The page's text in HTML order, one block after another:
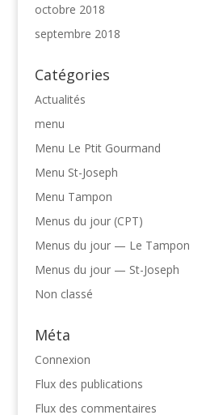
octobre 2018
septembre 2018
Catégories
Actualités
menu
Menu Le Ptit Gourmand
Menu St-Joseph
Menu Tampon
Menus du jour (CPT)
Menus du jour — Le Tampon
Menus du jour — St-Joseph
Non classé
Méta
Connexion
Flux des publications
Flux des commentaires